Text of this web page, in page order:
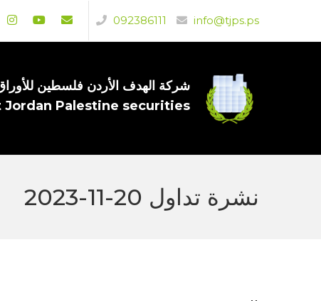
info@tjps.ps
092386111
شركة الهدف الأردن فلسطين للأوراق
Jordan Palestine securities
نشرة تداول 20-11-2023